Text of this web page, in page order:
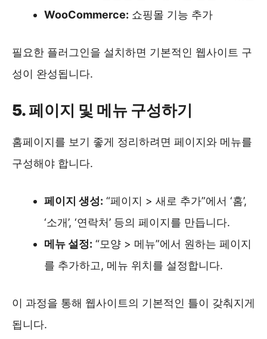
WooCommerce: 쇼핑몰 기능 추가
필요한 플러그인을 설치하면 기본적인 웹사이트 구
성이 완성됩니다.
5. 페이지 및 메뉴 구성하기
홈페이지를 보기 좋게 정리하려면 페이지와 메뉴를
구성해야 합니다.
페이지 생성: “페이지 > 새로 추가”에서 ‘홈’,
‘소개’, ‘연락처’ 등의 페이지를 만듭니다.
메뉴 설정: “모양 > 메뉴”에서 원하는 페이지
를 추가하고, 메뉴 위치를 설정합니다.
이 과정을 통해 웹사이트의 기본적인 틀이 갖춰지게
됩니다.